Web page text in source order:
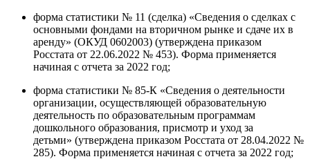
форма статистики № 11 (сделка) «Сведения о сделках с
основными фондами на вторичном рынке и сдаче их в
аренду» (ОКУД 0602003) (утверждена приказом
Росстата от 22.06.2022 № 453). Форма применяется
начиная с отчета за 2022 год;
форма статистики № 85-К «Сведения о деятельности
организации, осуществляющей образовательную
деятельность по образовательным программам
дошкольного образования, присмотр и уход за
детьми» (утверждена приказом Росстата от 28.04.2022 №
285). Форма применяется начиная с отчета за 2022 год;